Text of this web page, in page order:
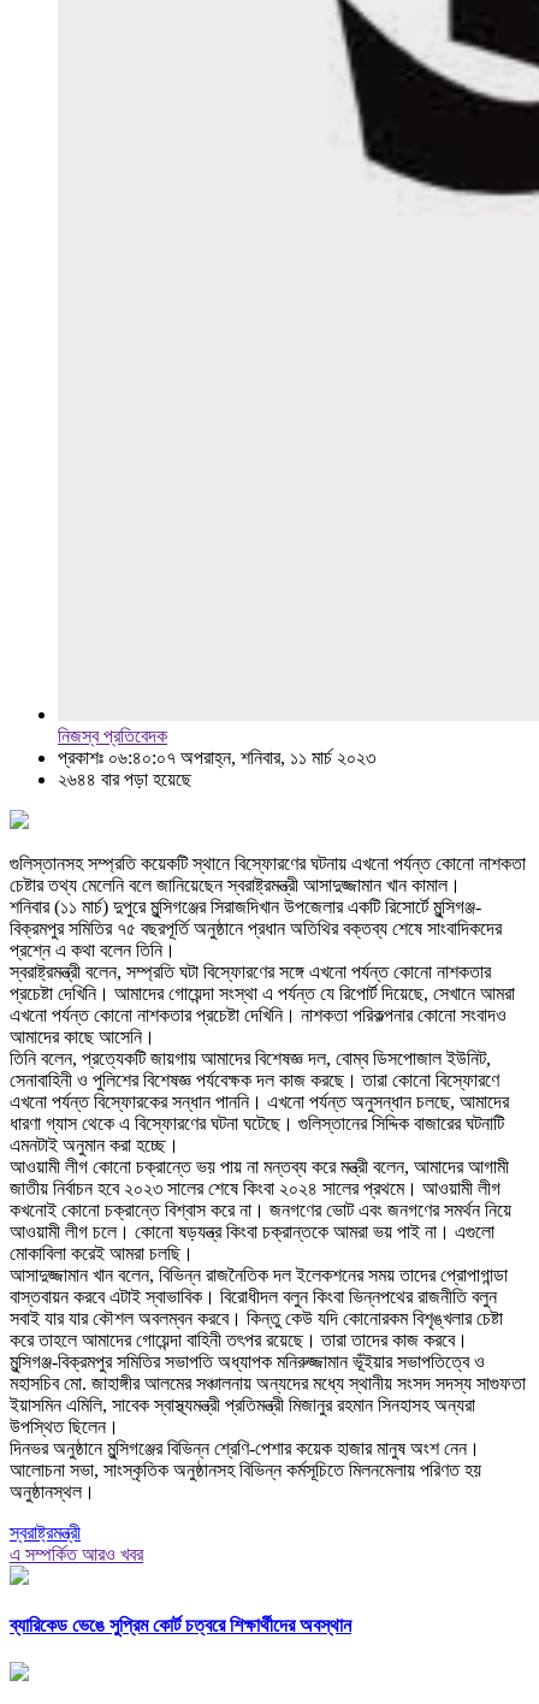
নিজস্ব প্রতিবেদক
প্রকাশঃ ০৬:৪০:০৭ অপরাহ্ন, শনিবার, ১১ মার্চ ২০২৩
২৬৪৪ বার পড়া হয়েছে
গুলিস্তানসহ সম্প্রতি কয়েকটি স্থানে বিস্ফোরণের ঘটনায় এখনো পর্যন্ত কোনো নাশকতা
চেষ্টার তথ্য মেলেনি বলে জানিয়েছেন স্বরাষ্ট্রমন্ত্রী আসাদুজ্জামান খান কামাল।
শনিবার (১১ মার্চ) দুপুরে মুন্সিগঞ্জের সিরাজদিখান উপজেলার একটি রিসোর্টে মুন্সিগঞ্জ-
বিক্রমপুর সমিতির ৭৫ বছরপূর্তি অনুষ্ঠানে প্রধান অতিথির বক্তব্য শেষে সাংবাদিকদের
প্রশ্নে এ কথা বলেন তিনি।
স্বরাষ্ট্রমন্ত্রী বলেন, সম্প্রতি ঘটা বিস্ফোরণের সঙ্গে এখনো পর্যন্ত কোনো নাশকতার
প্রচেষ্টা দেখিনি। আমাদের গোয়েন্দা সংস্থা এ পর্যন্ত যে রিপোর্ট দিয়েছে, সেখানে আমরা
এখনো পর্যন্ত কোনো নাশকতার প্রচেষ্টা দেখিনি। নাশকতা পরিকল্পনার কোনো সংবাদও
আমাদের কাছে আসেনি।
তিনি বলেন, প্রত্যেকটি জায়গায় আমাদের বিশেষজ্ঞ দল, বোম্ব ডিসপোজাল ইউনিট,
সেনাবাহিনী ও পুলিশের বিশেষজ্ঞ পর্যবেক্ষক দল কাজ করছে। তারা কোনো বিস্ফোরণে
এখনো পর্যন্ত বিস্ফোরকের সন্ধান পাননি। এখনো পর্যন্ত অনুসন্ধান চলছে, আমাদের
ধারণা গ্যাস থেকে এ বিস্ফোরণের ঘটনা ঘটেছে। গুলিস্তানের সিদ্দিক বাজারের ঘটনাটি
এমনটাই অনুমান করা হচ্ছে।
আওয়ামী লীগ কোনো চক্রান্তে ভয় পায় না মন্তব্য করে মন্ত্রী বলেন, আমাদের আগামী
জাতীয় নির্বাচন হবে ২০২৩ সালের শেষে কিংবা ২০২৪ সালের প্রথমে। আওয়ামী লীগ
কখনোই কোনো চক্রান্তে বিশ্বাস করে না। জনগণের ভোট এবং জনগণের সমর্থন নিয়ে
আওয়ামী লীগ চলে। কোনো ষড়যন্ত্র কিংবা চক্রান্তকে আমরা ভয় পাই না। এগুলো
মোকাবিলা করেই আমরা চলছি।
আসাদুজ্জামান খান বলেন, বিভিন্ন রাজনৈতিক দল ইলেকশনের সময় তাদের প্রোপাগান্ডা
বাস্তবায়ন করবে এটাই স্বাভাবিক। বিরোধীদল বলুন কিংবা ভিন্নপথের রাজনীতি বলুন
সবাই যার যার কৌশল অবলম্বন করবে। কিন্তু কেউ যদি কোনোরকম বিশৃঙ্খলার চেষ্টা
করে তাহলে আমাদের গোয়েন্দা বাহিনী তৎপর রয়েছে। তারা তাদের কাজ করবে।
মুন্সিগঞ্জ-বিক্রমপুর সমিতির সভাপতি অধ্যাপক মনিরুজ্জামান ভূঁইয়ার সভাপতিত্বে ও
মহাসচিব মো. জাহাঙ্গীর আলমের সঞ্চালনায় অন্যদের মধ্যে স্থানীয় সংসদ সদস্য সাগুফতা
ইয়াসমিন এমিলি, সাবেক স্বাস্থ্যমন্ত্রী প্রতিমন্ত্রী মিজানুর রহমান সিনহাসহ অন্যরা
উপস্থিত ছিলেন।
দিনভর অনুষ্ঠানে মুন্সিগঞ্জের বিভিন্ন শ্রেণি-পেশার কয়েক হাজার মানুষ অংশ নেন।
আলোচনা সভা, সাংস্কৃতিক অনুষ্ঠানসহ বিভিন্ন কর্মসূচিতে মিলনমেলায় পরিণত হয়
অনুষ্ঠানস্থল।
স্বরাষ্ট্রমন্ত্রী
এ সম্পর্কিত আরও খবর
ব্যারিকেড ভেঙে সুপ্রিম কোর্ট চত্বরে শিক্ষার্থীদের অবস্থান